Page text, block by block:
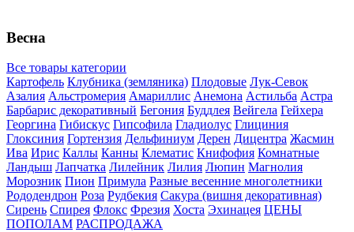
Весна
Все товары категории
Картофель Клубника (земляника) Плодовые Лук-Севок
Азалия Альстромерия Амариллис Анемона Астильба Астра
Барбарис декоративный Бегония Буддлея Вейгела Гейхера
Георгина Гибискус Гипсофила Гладиолус Глициния
Глоксиния Гортензия Дельфиниум Дерен Дицентра Жасмин
Ива Ирис Каллы Канны Клематис Книфофия Комнатные
Ландыш Лапчатка Лилейник Лилия Люпин Магнолия
Морозник Пион Примула Разные весенние многолетники
Рододендрон Роза Рудбекия Сакура (вишня декоративная)
Сирень Спирея Флокс Фрезия Хоста Эхинацея ЦЕНЫ
ПОПОЛАМ РАСПРОДАЖА